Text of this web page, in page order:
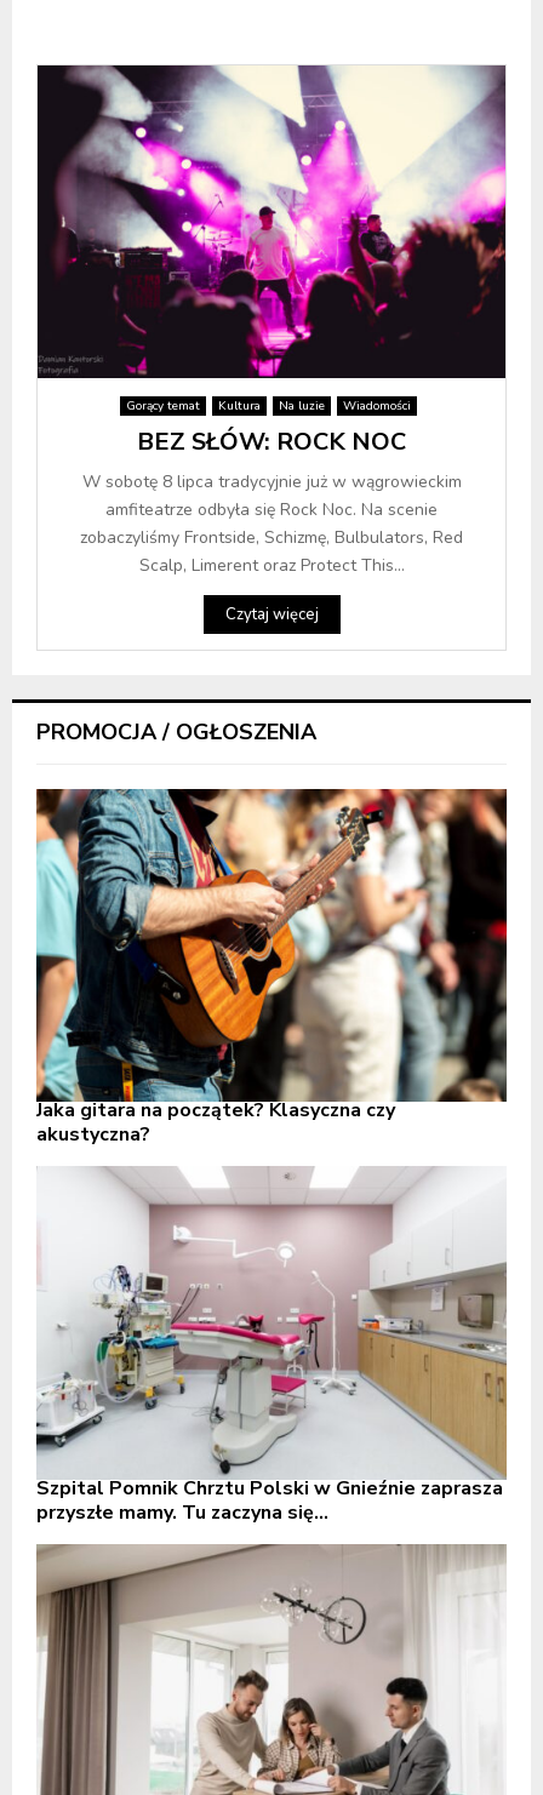
Gorący temat Kultura Na luzie Wiadomości
BEZ SŁÓW: ROCK NOC
W sobotę 8 lipca tradycyjnie już w wągrowieckim
amfiteatrze odbyła się Rock Noc. Na scenie
zobaczyliśmy Frontside, Schizmę, Bulbulators, Red
Scalp, Limerent oraz Protect This...
Czytaj więcej
PROMOCJA / OGŁOSZENIA
Jaka gitara na początek? Klasyczna czy
akustyczna?
Szpital Pomnik Chrztu Polski w Gnieźnie zaprasza
przyszłe mamy. Tu zaczyna się...